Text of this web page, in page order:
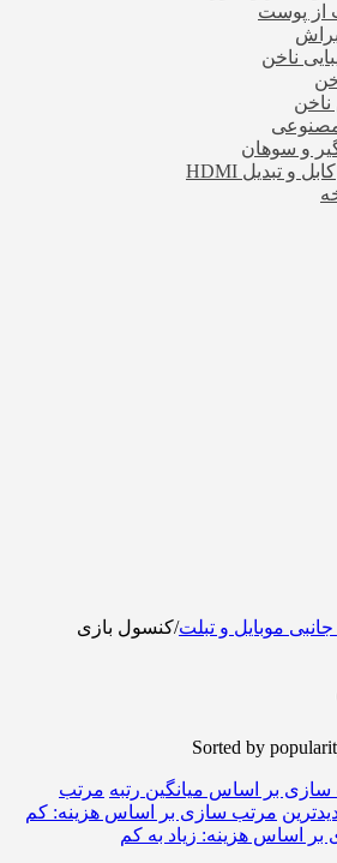
از پوست
ناخن
ناخن
و سوهان
کابل و تبدیل HDMI
جانبی موبایل و تبلت/کنسول بازی
Sorted by
بر اساس میانگین رتبه مرتب
مرتب سازی بر اساس هزینه: کم
اساس هزینه: زیاد به کم